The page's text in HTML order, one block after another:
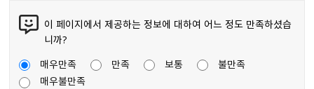
이 페이지에서 제공하는 정보에 대하여 어느 정도 만족하셨습
니까?
매우만족
만족 보통
불만족
매우불만족